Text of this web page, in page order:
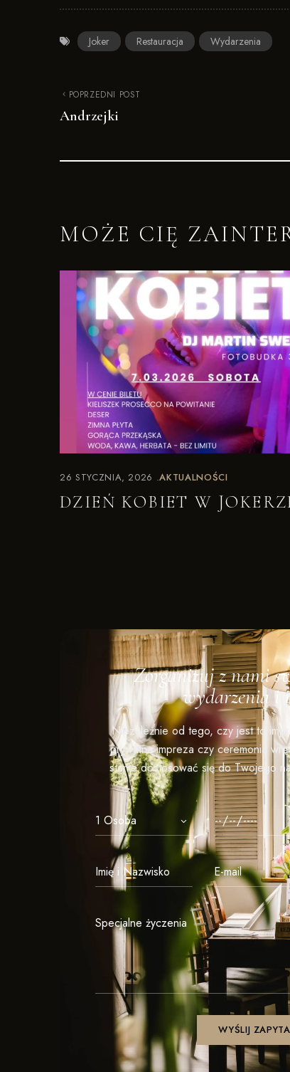
Joker Restauracja Wydarzenia
POPRZEDNI POST
Andrzejki
MOŻE CIĘ
26 STYCZNIA, 2026 AKTUALNOŚCI
DZIEŃ KOBIET W
Zorganizuj z nami
wydarzenia i
Niezależnie od tego, czy jest to
prywatna impreza czy ceremonia
stanie dostosować się do Twojego